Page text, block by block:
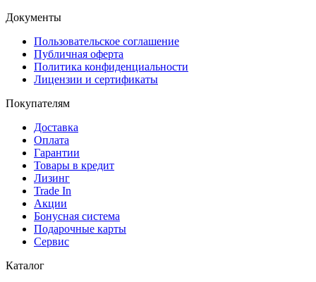
Документы
Пользовательское соглашение
Публичная оферта
Политика конфиденциальности
Лицензии и сертификаты
Покупателям
Доставка
Оплата
Гарантии
Товары в кредит
Лизинг
Trade In
Акции
Бонусная система
Подарочные карты
Сервис
Каталог